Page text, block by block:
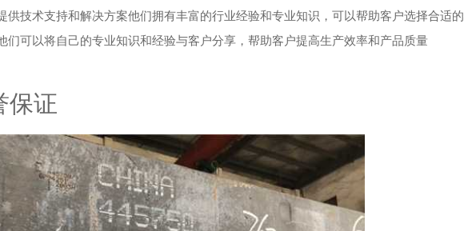
供技术支持和解决方案他们拥有丰富的行业经验和专业知识，可以帮助客户选择合适
们可以将自己的专业知识和经验与客户分享，帮助客户提高生产效率和产品质量
保证